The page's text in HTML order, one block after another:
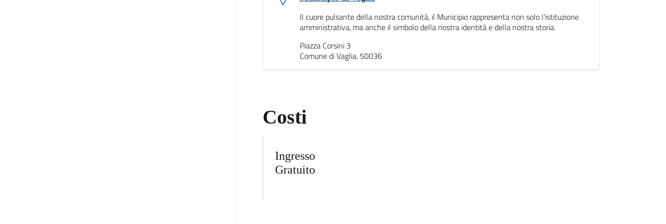
Il cuore pulsante della nostra comunità, il Municipio rappresenta non solo l'istituzione
amministrativa, ma anche il simbolo della nostra identità e della nostra storia.
Piazza Corsini 3
Comune di Vaglia, 50036
Costi
Ingresso
Gratuito